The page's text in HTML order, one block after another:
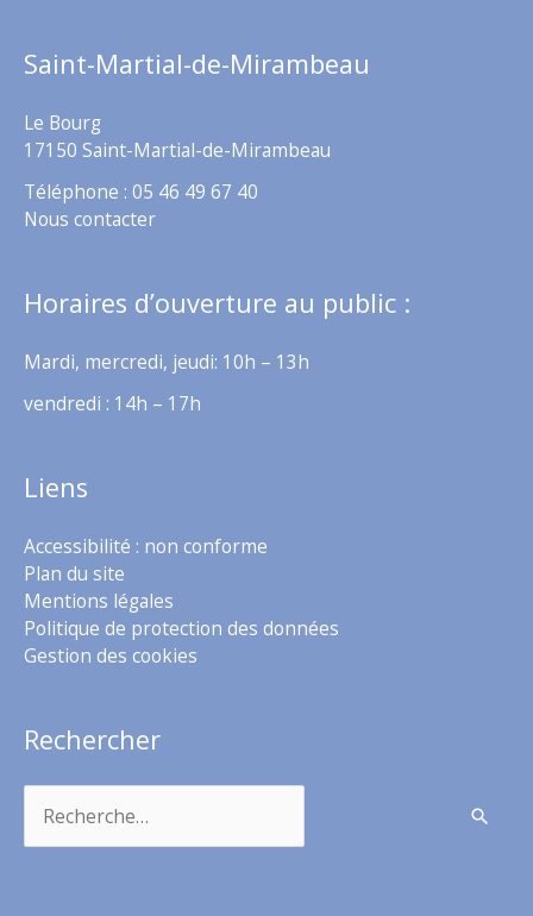
Saint-Martial-de-Mirambeau
Le Bourg
17150 Saint-Martial-de-Mirambeau
Téléphone : 05 46 49 67 40
Nous contacter
Horaires d’ouverture au public :
Mardi, mercredi, jeudi: 10h – 13h
vendredi : 14h – 17h
Liens
Accessibilité : non conforme
Plan du site
Mentions légales
Politique de protection des données
Gestion des cookies
Rechercher